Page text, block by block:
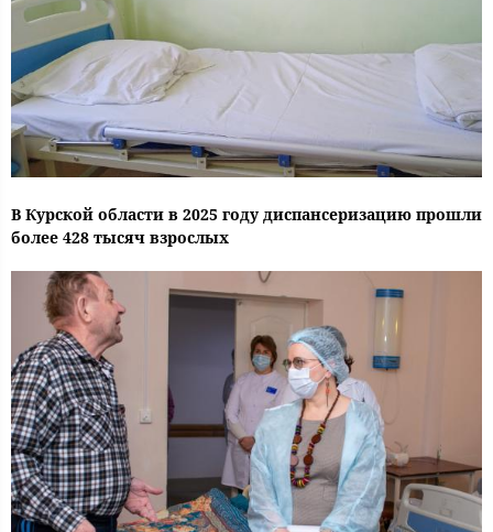
В Курской области в 2025 году диспансеризацию прошли
более 428 тысяч взрослых